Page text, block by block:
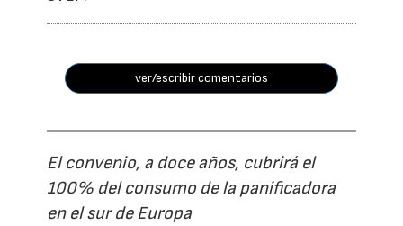
ver/escribir comentarios
El convenio, a doce años, cubrirá el
100% del consumo de la panificadora
en el sur de Europa